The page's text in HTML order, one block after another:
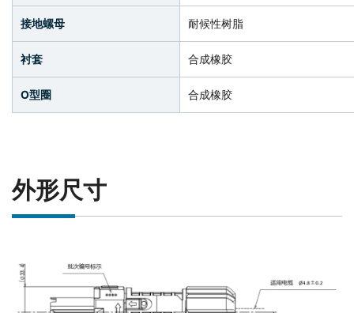
接地螺母 耐候性树脂
衬套 合成橡胶
O型圈 合成橡胶
外形尺寸